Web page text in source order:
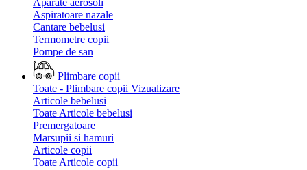
Aparate aerosoli
Aspiratoare nazale
Cantare bebelusi
Termometre copii
Pompe de san
Plimbare copii
Toate - Plimbare copii Vizualizare
Articole bebelusi
Toate Articole bebelusi
Premergatoare
Marsupii si hamuri
Articole copii
Toate Articole copii